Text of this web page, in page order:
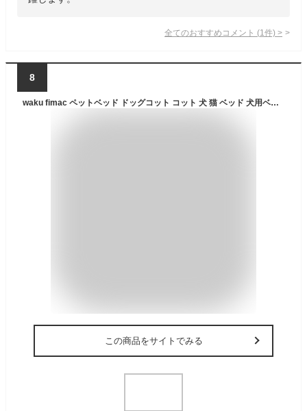
全てのおすすめコメント (1 件) >
8
waku fimac ペットベッド ドッグコット コット 犬 猫 ベッド 犬用ベッド 小型犬 中型犬 キャンプ アウトドア コンパクト 軽量 おしゃれ
この商品をサイトでみる